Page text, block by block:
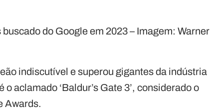
do Google em 2023 – Imagem: Warner
indiscutível e superou gigantes da indústria
o aclamado ‘Baldur’s Gate 3’, considerado o
Awards.